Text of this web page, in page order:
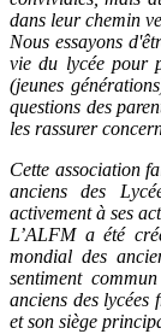
dans leur chemin
Nous essayons
vie du lycée pour
(jeunes
questions des
les rassurer
Cette association
anciens des
activement à ses
L’ALFM a été
mondial des
sentiment
anciens des
et son siège